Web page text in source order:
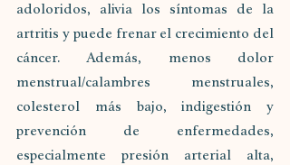
adoloridos, alivia los síntomas de la
artritis y puede frenar el crecimiento del
cáncer. Además, menos dolor
menstrual/calambres menstruales,
colesterol más bajo, indigestión y
prevención de enfermedades,
especialmente presión arterial alta,